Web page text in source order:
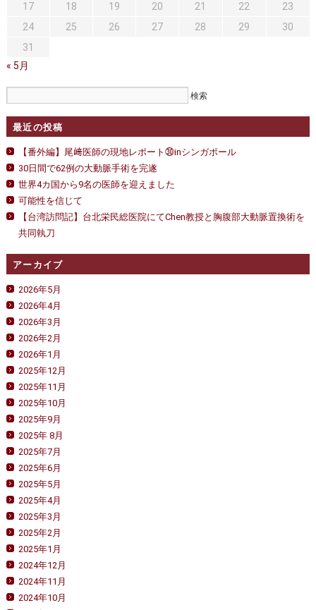
17
18 19 20 21 22
23
24
25 26 27 28 29
30
31
« 5月
最近の投稿
【番外編】尾﨑医師の現地レポート㉚inシンガポール
30日間で62例の大動脈手術を完遂
世界4カ国から9名の医師を迎えました
可能性を信じて
【台湾訪問記】台北栄民総医院にてChen教授と胸腹部大動脈置換術を
共同執刀
アーカイブ
2026年5月
2026年4月
2026年3月
2026年2月
2026年1月
2025年12月
2025年11月
2025年10月
2025年9月
2025年 8月
2025年7月
2025年6月
2025年5月
2025年4月
2025年3月
2025年2月
2025年1月
2024年12月
2024年11月
2024年10月